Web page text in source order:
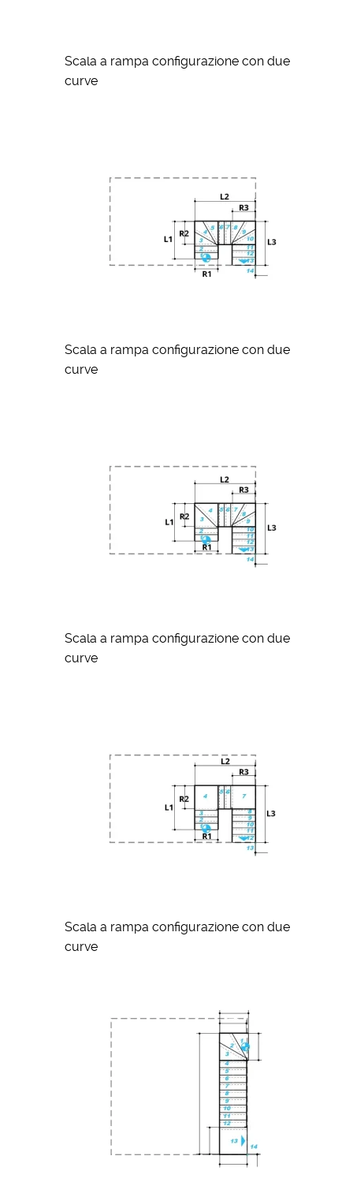
Scala a rampa configurazione con due
curve
Scala a rampa configurazione con due
curve
Scala a rampa configurazione con due
curve
Scala a rampa configurazione con due
curve